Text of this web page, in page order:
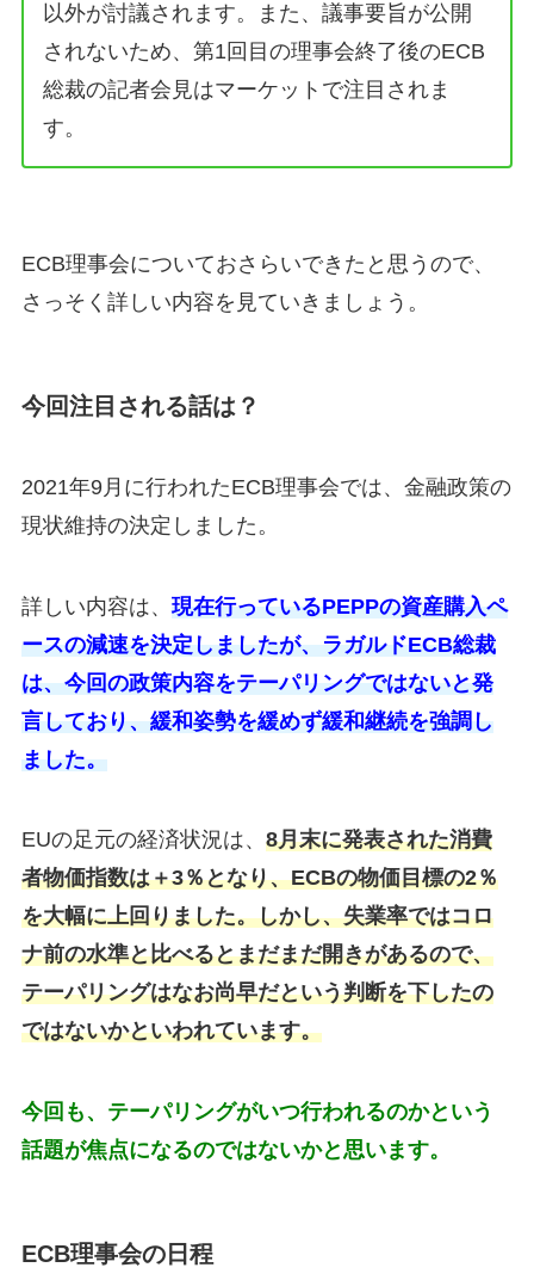
以外が討議されます。また、議事要旨が公開
されないため、第1回目の理事会終了後のECB
総裁の記者会見はマーケットで注目されま
す。
ECB理事会についておさらいできたと思うので、
さっそく詳しい内容を見ていきましょう。
今回注目される話は？
2021年9月に行われたECB理事会では、金融政策の
現状維持の決定しました。
詳しい内容は、 現在行っているPEPPの資産購入ペ
ースの減速を決定しましたが、ラガルドECB総裁
は、今回の政策内容をテーパリングではないと発
言しており、緩和姿勢を緩めず緩和継続を強調し
ました。
EUの足元の経済状況は、 8月末に発表された消費
者物価指数は＋3％となり、ECBの物価目標の2％
を大幅に上回りました。しかし、失業率ではコロ
ナ前の水準と比べるとまだまだ開きがあるので、
テーパリングはなお尚早だという判断を下したの
ではないかといわれています。
今回も、テーパリングがいつ行われるのかという
話題が焦点になるのではないかと思います。
ECB理事会の日程